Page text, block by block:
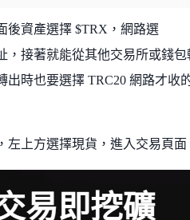
後資產選擇 $TRX，網路選
，接著就能從其他交易所或錢包
出時也要選擇 TRC20 網路才收
左上方選擇現貨，進入交易頁面